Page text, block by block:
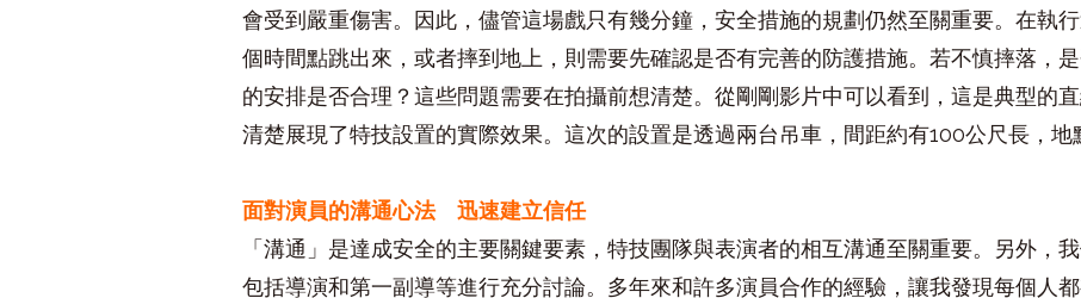
會受到嚴重傷害。因此，儘管這場戲只有幾分鐘，安全措施的規劃仍然至關重要。在執
個時間點跳出來，或者摔到地上，則需要先確認是否有完善的防護措施。若不慎摔落，
的安排是否合理？這些問題需要在拍攝前想清楚。從剛剛影片中可以看到，這是典型的
清楚展現了特技設置的實際效果。這次的設置是透過兩台吊車，間距約有100公尺長，地
面對演員的溝通心法 迅速建立信任
「溝通」是達成安全的主要關鍵要素，特技團隊與表演者的相互溝通至關重要。另外，
包括導演和第一副導等進行充分討論。多年來和許多演員合作的經驗，讓我發現每個人